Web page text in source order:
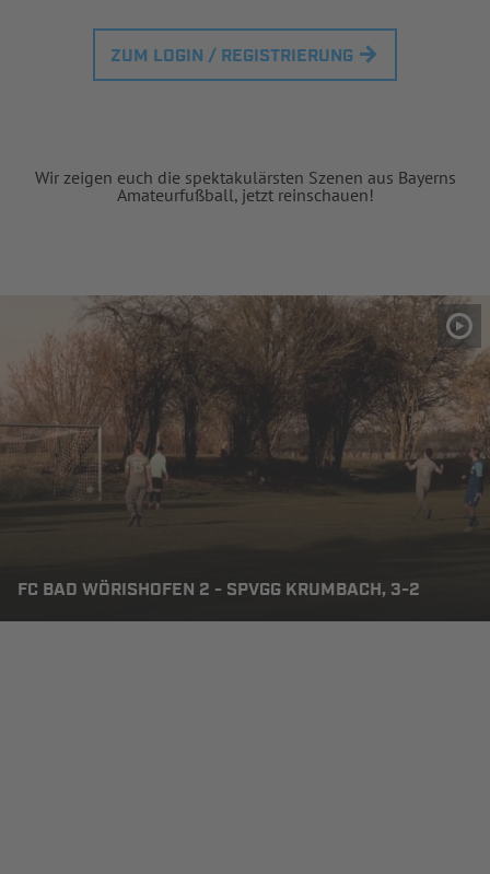
ZUM LOGIN / REGISTRIERUNG
Wir zeigen euch die spektakulärsten Szenen aus Bayerns
Amateurfußball, jetzt reinschauen!
FC BAD WÖRISHOFEN 2 - SPVGG KRUMBACH, 3-2